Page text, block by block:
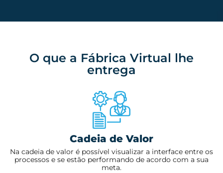
O que a Fábrica Virtual lhe
entrega
Cadeia de Valor
Na cadeia de valor é possível visualizar a interface entre os
processos e se estão performando de acordo com a sua
meta.